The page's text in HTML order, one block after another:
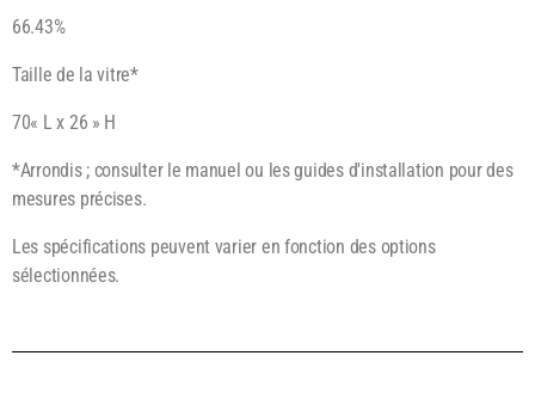
66.43%
Taille de la vitre*
70« L x 26 » H
*Arrondis ; consulter le manuel ou les guides d'installation pour des
mesures précises.
Les spécifications peuvent varier en fonction des options
sélectionnées.